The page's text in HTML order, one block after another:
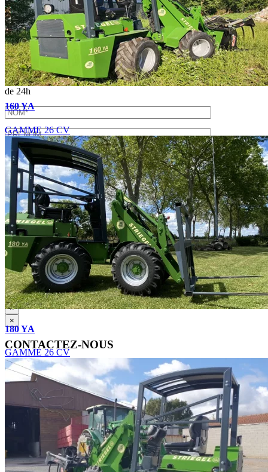
160 YA
GAMME 26 CV
180 YA
GAMME 26 CV
Télécharger la plaquette
Merci de nous transmettre vos coordonnées afin d'échanger plus
précisément sur vos besoins. Nous vous rappellerons dans un délai
de 24h
En soumettant ce formulaire, j'accepte que les informations
saisies soient exploitées dans le cadre de la demande de devis et de
la relation commerciale qui peut en découler.
Pour connaître et exercer vos droits, notamment de retrait de votre
consentement à l'utilisation des données collectées par ce formulaire,
veuillez consulter notrepolitique de confidentialité.
×
×
CONTACTEZ-NOUS